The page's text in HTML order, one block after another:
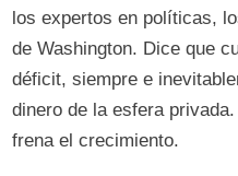
los expertos en políticas,
de Washington. Dice que
déficit, siempre e
dinero de la esfera
frena el crecimiento.